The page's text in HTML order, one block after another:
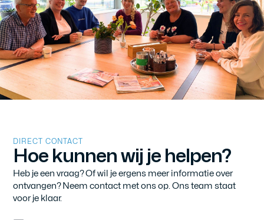
DIRECT CONTACT
Hoe kunnen wij je helpen?
Heb je een vraag? Of wil je ergens meer informatie over
ontvangen? Neem contact met ons op. Ons team staat
voor je klaar.